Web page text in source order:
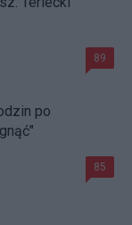
89
po
85